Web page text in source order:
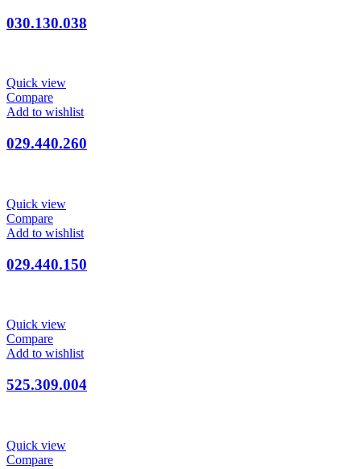
030.130.038
Quick view
Compare
Add to wishlist
029.440.260
Quick view
Compare
Add to wishlist
029.440.150
Quick view
Compare
Add to wishlist
525.309.004
Quick view
Compare